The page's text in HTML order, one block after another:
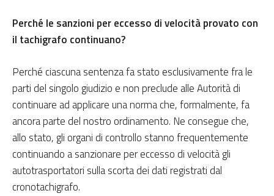
Perché le sanzioni per eccesso di velocità provato con
il tachigrafo continuano?
Perché ciascuna sentenza fa stato esclusivamente fra le
parti del singolo giudizio e non preclude alle Autorità di
continuare ad applicare una norma che, formalmente, fa
ancora parte del nostro ordinamento. Ne consegue che,
allo stato, gli organi di controllo stanno frequentemente
continuando a sanzionare per eccesso di velocità gli
autotrasportatori sulla scorta dei dati registrati dal
cronotachigrafo.